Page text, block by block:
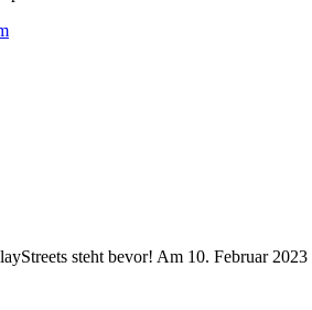
steht bevor! Am 10. Februar 2023